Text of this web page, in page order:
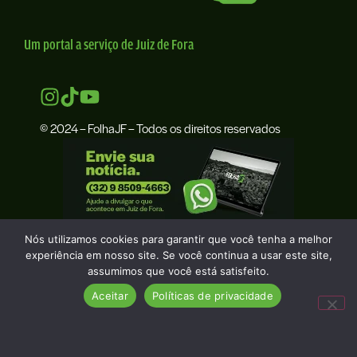
Um portal a serviço de Juiz de Fora
© 2024 – FolhaJF – Todos os direitos reservados
Nós utilizamos cookies para garantir que você tenha a melhor
experiência em nosso site. Se você continua a usar este site,
assumimos que você está satisfeito.
Aceitar
Políticas de privacidade